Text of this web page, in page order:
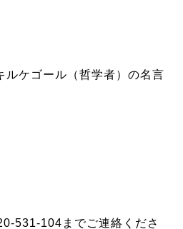
ルケゴール（哲学者）の名言
531-104までご連絡くださ